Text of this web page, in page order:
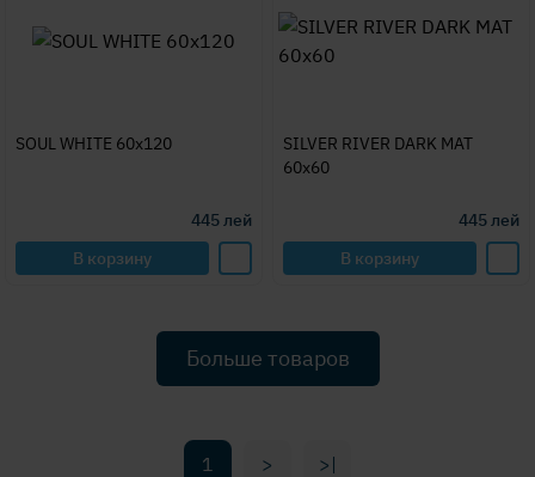
SOUL WHITE 60x120
445лей
В корзину
SILVER RIVER DARK MAT
60x60
445лей
В корзину
Больше товаров
1 > >|